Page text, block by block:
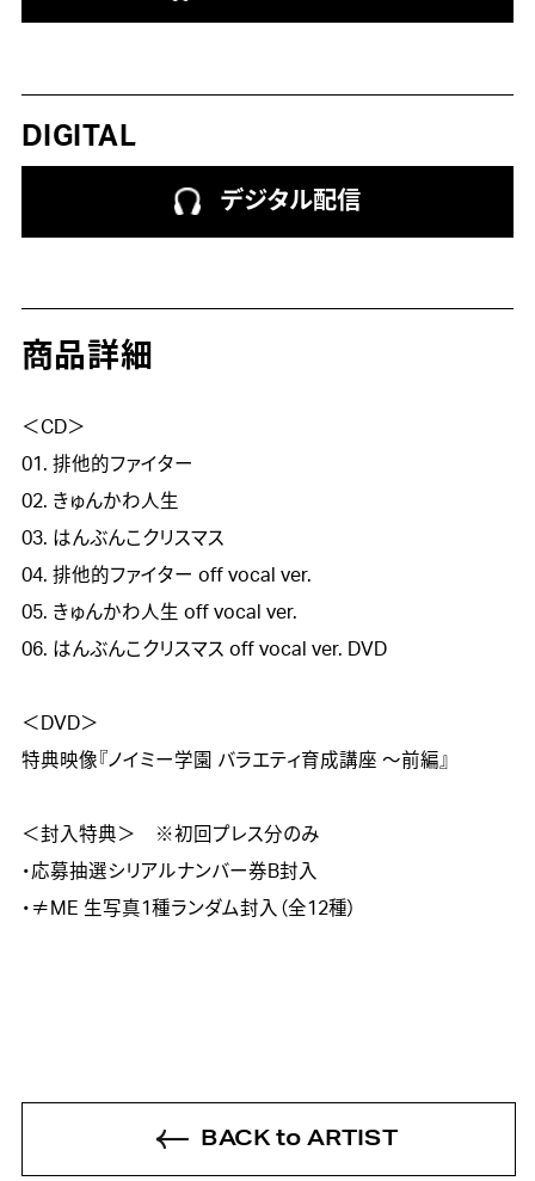
DIGITAL
デジタル配信
商品詳細
＜CD＞
01. 排他的ファイター
02. きゅんかわ人生
03. はんぶんこクリスマス
04. 排他的ファイター off vocal ver.
05. きゅんかわ人生 off vocal ver.
06. はんぶんこクリスマス off vocal ver. DVD
＜DVD＞
特典映像『ノイミー学園 バラエティ育成講座 ～前編』
＜封入特典＞　※初回プレス分のみ
・応募抽選シリアルナンバー券B封入
・≠ME 生写真1種ランダム封入（全12種）
BACK to ARTIST